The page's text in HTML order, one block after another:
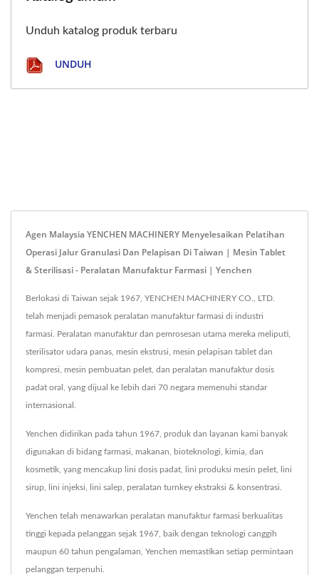
Unduh katalog produk terbaru
UNDUH
Agen Malaysia YENCHEN MACHINERY Menyelesaikan Pelatihan
Operasi Jalur Granulasi Dan Pelapisan Di Taiwan | Mesin Tablet
& Sterilisasi - Peralatan Manufaktur Farmasi | Yenchen
Berlokasi di Taiwan sejak 1967, YENCHEN MACHINERY CO., LTD.
telah menjadi pemasok peralatan manufaktur farmasi di industri
farmasi. Peralatan manufaktur dan pemrosesan utama mereka meliputi,
sterilisator udara panas, mesin ekstrusi, mesin pelapisan tablet dan
kompresi, mesin pembuatan pelet, dan peralatan manufaktur dosis
padat oral, yang dijual ke lebih dari 70 negara memenuhi standar
internasional.
Yenchen didirikan pada tahun 1967, produk dan layanan kami banyak
digunakan di bidang farmasi, makanan, bioteknologi, kimia, dan
kosmetik, yang mencakup lini dosis padat, lini produksi mesin pelet, lini
sirup, lini injeksi, lini salep, peralatan turnkey ekstraksi & konsentrasi.
Yenchen telah menawarkan peralatan manufaktur farmasi berkualitas
tinggi kepada pelanggan sejak 1967, baik dengan teknologi canggih
maupun 60 tahun pengalaman, Yenchen memastikan setiap permintaan
pelanggan terpenuhi.